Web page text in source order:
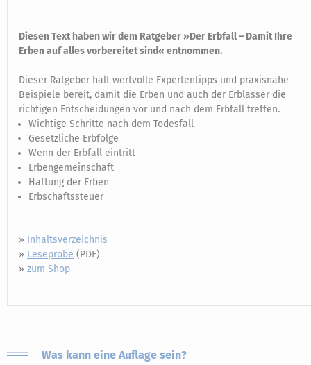
Diesen Text haben wir dem Ratgeber »Der Erbfall – Damit Ihre
Erben auf alles vorbereitet sind« entnommen.
Dieser Ratgeber hält wertvolle Expertentipps und praxisnahe
Beispiele bereit, damit die Erben und auch der Erblasser die
richtigen Entscheidungen vor und nach dem Erbfall treffen.
Wichtige Schritte nach dem Todesfall
Gesetzliche Erbfolge
Wenn der Erbfall eintritt
Erbengemeinschaft
Haftung der Erben
Erbschaftssteuer
» Inhaltsverzeichnis
» Leseprobe (PDF)
» zum Shop
Was kann eine Auflage sein?